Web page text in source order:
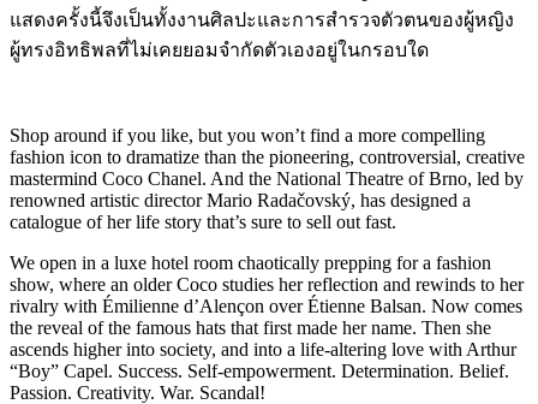
แสดงครั้งนี้จึงเป็นทั้งงานศิลปะและการสำรวจตัวตนของผู้หญิง
ผู้ทรงอิทธิพลที่ไม่เคยยอมจำกัดตัวเองอยู่ในกรอบใด
Shop around if you like, but you won’t find a more compelling
fashion icon to dramatize than the pioneering, controversial, creative
mastermind Coco Chanel. And the National Theatre of Brno, led by
renowned artistic director Mario Radačovský, has designed a
catalogue of her life story that’s sure to sell out fast.
We open in a luxe hotel room chaotically prepping for a fashion
show, where an older Coco studies her reflection and rewinds to her
rivalry with Émilienne d’Alençon over Étienne Balsan. Now comes
the reveal of the famous hats that first made her name. Then she
ascends higher into society, and into a life-altering love with Arthur
“Boy” Capel. Success. Self-empowerment. Determination. Belief.
Passion. Creativity. War. Scandal!